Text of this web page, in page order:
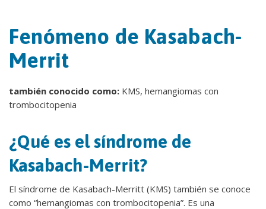
Fenómeno de Kasabach-
Merrit
también conocido como: KMS, hemangiomas con
trombocitopenia
¿Qué es el síndrome de
Kasabach-Merrit?
El síndrome de Kasabach-Merritt (KMS) también se conoce
como “hemangiomas con trombocitopenia”. Es una